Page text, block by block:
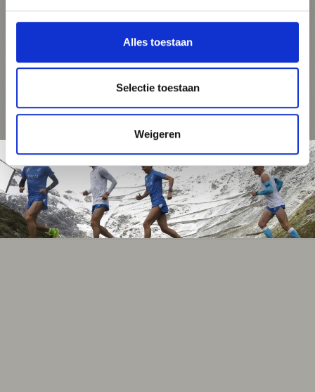
Alles toestaan
Selectie toestaan
Weigeren
De Stelvio Marathon met start in Prad bij het
Stilfserjoch is het ultieme hardloopavontuur
omhoog naar het Stilfserjoch, de op één na
Meer weten